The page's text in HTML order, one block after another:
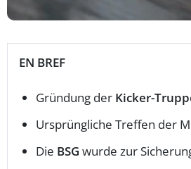
EN BREF
Gründung der Kicker-
Ursprüngliche Treffen der
Die BSG wurde zur